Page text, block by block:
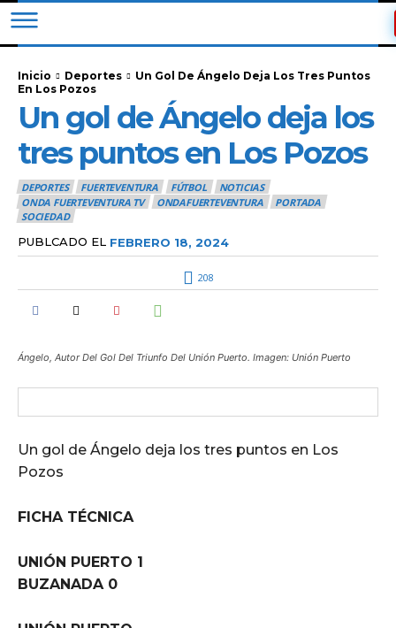
Inicio Deportes
Un Gol De Ángelo Deja Los Tres Puntos
En Los Pozos
Un gol de Ángelo deja los
tres puntos en Los Pozos
DEPORTES FUERTEVENTURA FÚTBOL
NOTICIAS
ONDA FUERTEVENTURA TV
ONDAFUERTEVENTURA
PORTADA
SOCIEDAD
PUBLCADO EL FEBRERO 18, 2024
208
Ángelo, Autor Del Gol Del Triunfo Del Unión Puerto. Imagen: Unión Puerto
Un gol de Ángelo deja los tres puntos en Los
Pozos
FICHA TÉCNICA
UNIÓN PUERTO 1
BUZANADA 0